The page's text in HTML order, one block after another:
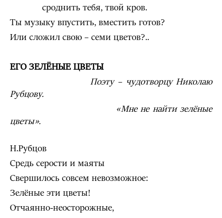
сроднить тебя, твой кров.
Ты музыку впустить, вместить готов?
Или сложил свою – семи цветов?..
ЕГО ЗЕЛЁНЫЕ ЦВЕТЫ
Поэту – чудотворцу Николаю
Рубцову.
«Мне не найти зелёные
цветы».
Н.Рубцов
Средь серости и маяты
Свершилось совсем невозможное:
Зелёные эти цветы!
Отчаянно-неосторожные,